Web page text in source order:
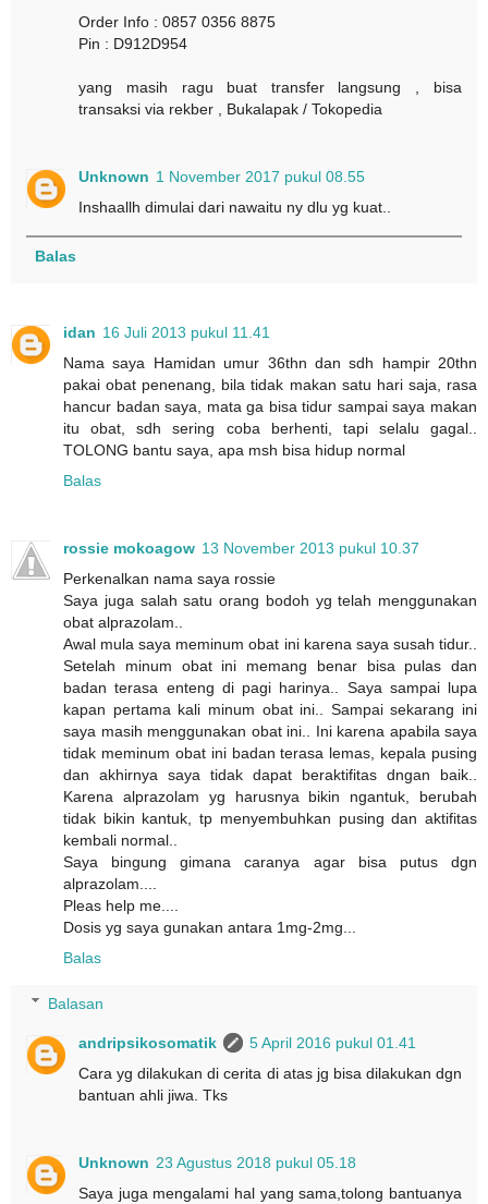
Order Info : 0857 0356 8875
Pin : D912D954
yang masih ragu buat transfer langsung , bisa
transaksi via rekber , Bukalapak / Tokopedia
Unknown 1 November 2017 pukul 08.55
Inshaallh dimulai dari nawaitu ny dlu yg kuat..
Balas
idan 16 Juli 2013 pukul 11.41
Nama saya Hamidan umur 36thn dan sdh hampir 20thn
pakai obat penenang, bila tidak makan satu hari saja, rasa
hancur badan saya, mata ga bisa tidur sampai saya makan
itu obat, sdh sering coba berhenti, tapi selalu gagal..
TOLONG bantu saya, apa msh bisa hidup normal
Balas
rossie mokoagow 13 November 2013 pukul 10.37
Perkenalkan nama saya rossie
Saya juga salah satu orang bodoh yg telah menggunakan
obat alprazolam..
Awal mula saya meminum obat ini karena saya susah tidur..
Setelah minum obat ini memang benar bisa pulas dan
badan terasa enteng di pagi harinya.. Saya sampai lupa
kapan pertama kali minum obat ini.. Sampai sekarang ini
saya masih menggunakan obat ini.. Ini karena apabila saya
tidak meminum obat ini badan terasa lemas, kepala pusing
dan akhirnya saya tidak dapat beraktifitas dngan baik..
Karena alprazolam yg harusnya bikin ngantuk, berubah
tidak bikin kantuk, tp menyembuhkan pusing dan aktifitas
kembali normal..
Saya bingung gimana caranya agar bisa putus dgn
alprazolam....
Pleas help me....
Dosis yg saya gunakan antara 1mg-2mg...
Balas
Balasan
andripsikosomatik
5 April 2016 pukul 01.41
Cara yg dilakukan di cerita di atas jg bisa dilakukan dgn
bantuan ahli jiwa. Tks
Unknown 23 Agustus 2018 pukul 05.18
Saya juga mengalami hal yang sama,tolong bantuanya